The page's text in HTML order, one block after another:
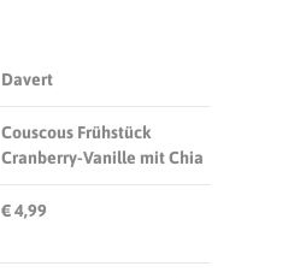
Davert
Couscous Frühstück
Cranberry-Vanille mit Chia
€ 4,99